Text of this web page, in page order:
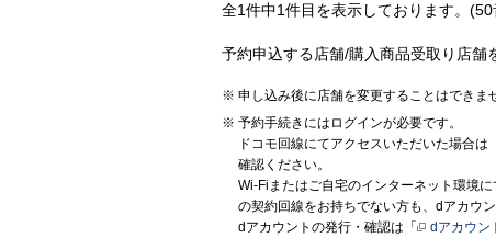
全1件中1件目を表示しております。(50
予約申込する店舗/購入商品受取り店舗
申し込み後に店舗を変更することはできま
予約手続きにはログインが必要です。
ドコモ回線にてアクセスいただいた場合
確認ください。
Wi-Fiまたはご自宅のインターネット環境
の契約回線をお持ちでない方も、dアカウ
dアカウントの発行・確認は「
dアカウン